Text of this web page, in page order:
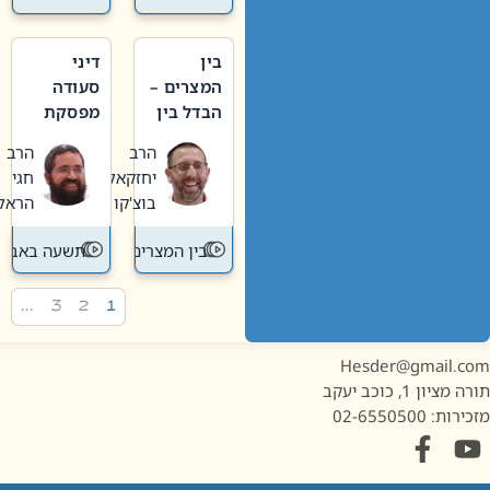
בין
המצרים –
הבדל בין
חדשה
לישנה
הרב
יחזקאל
בוצ'קו
בין המצרים
דיני
סעודה
מפסקת
תשעה
באב
הרב
חגי
הראל
תשעה באב
1, כוכב יעקב
02-6550500